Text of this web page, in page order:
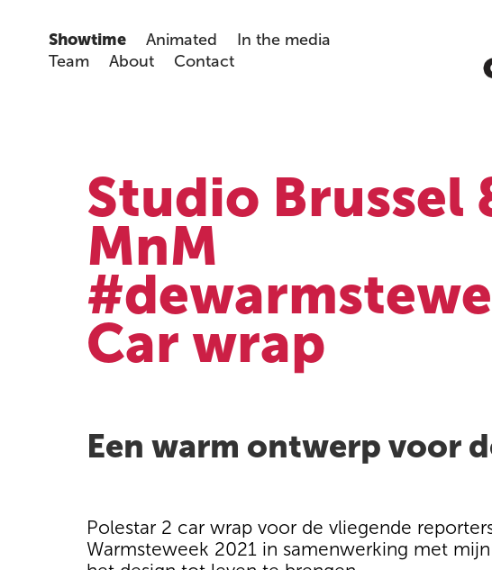
Showtime Animated
In the media
Team
About Contact
Studio Brussel
MnM
Car wrap
Een warm ontwerp voor
Polestar 2 car wrap voor de vliegende
Warmsteweek 2021 in samenwerking met